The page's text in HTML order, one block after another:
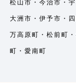
松山市・今治市・
大洲市・伊予市・
万高原町・松前町
町・愛南町